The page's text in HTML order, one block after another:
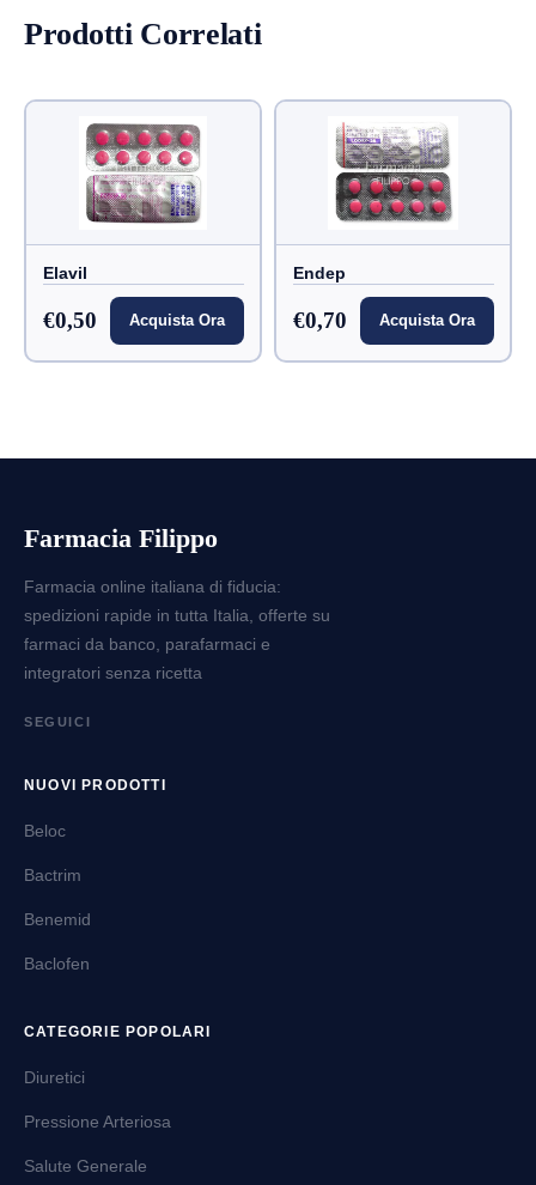
Prodotti Correlati
Elavil
€0,50 Acquista Ora
Endep
€0,70 Acquista Ora
Farmacia Filippo
Farmacia online italiana di fiducia:
spedizioni rapide in tutta Italia, offerte su
farmaci da banco, parafarmaci e
integratori senza ricetta
SEGUICI
NUOVI PRODOTTI
Beloc
Bactrim
Benemid
Baclofen
CATEGORIE POPOLARI
Diuretici
Pressione Arteriosa
Salute Generale